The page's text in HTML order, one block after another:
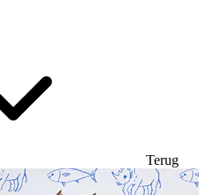
Terug